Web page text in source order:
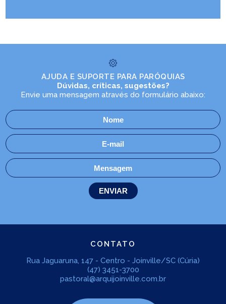
AJUDA E SUPORTE PARA PARÓQUIAS
Dúvidas, críticas, sugestões?
Envie uma mensagem através do formulário abaixo:
CONTATO
Rua Jaguaruna, 147 - Centro - Joinville/SC (Cúria)
(47) 3451-3700
pastoral@arquijoinville.com.br